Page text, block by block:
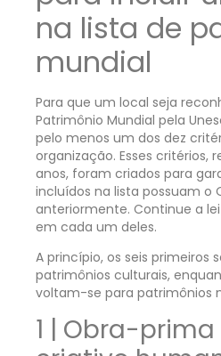
na lista de
mundial
Para que um local seja
Patrimônio Mundial pela
pelo menos um dos dez
organização. Esses critérios,
anos, foram criados para
incluídos na lista possuam o
anteriormente. Continue a
em cada um deles.
A princípio, os seis primeiros
patrimônios culturais,
voltam-se para patrimônios
1 | Obra-